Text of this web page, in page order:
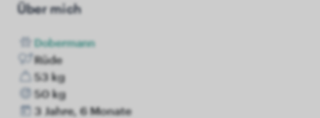
Über mich
Dobermann
Rüde
53 kg
50 kg
3 Jahre, 6 Monate